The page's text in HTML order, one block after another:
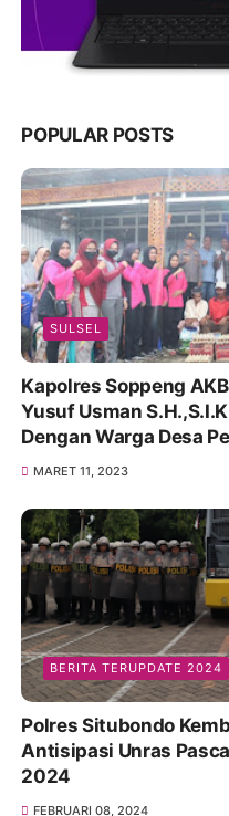
POPULAR POSTS
SULSEL
Kapolres Soppeng
Yusuf Usman
Dengan Warga Desa
MARET 11, 2023
BERITA TERUPDATE 2024
Polres Situbondo
Antisipasi Unras
2024
FEBRUARI 08, 2024